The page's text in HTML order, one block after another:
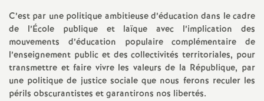
C’est par une politique ambitieuse d’éducation dans le cadre
de l’École publique et laïque avec l’implication des
mouvements d’éducation populaire complémentaire de
l’enseignement public et des collectivités territoriales, pour
transmettre et faire vivre les valeurs de la République, par
une politique de justice sociale que nous ferons reculer les
périls obscurantistes et garantirons nos libertés.